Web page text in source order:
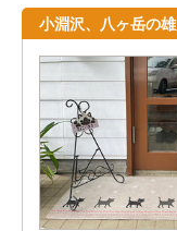
小淵沢、八ヶ岳の